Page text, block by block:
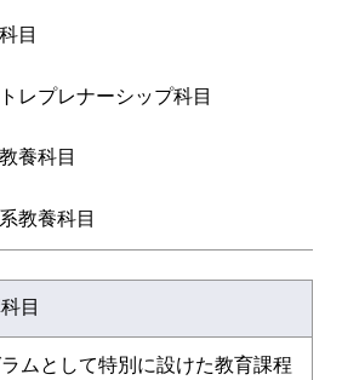
目
レプレナーシップ科目
養科目
教養科目
目
ムとして特別に設けた教育課程